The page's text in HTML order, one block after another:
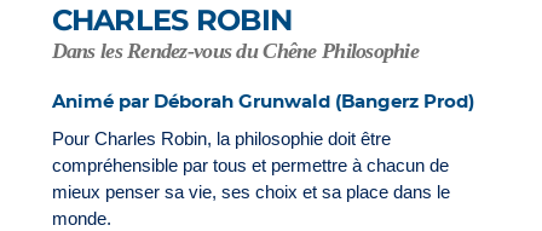
CHARLES ROBIN
Dans les Rendez-vous du Chêne Philosophie
Animé par Déborah Grunwald (Bangerz Prod)
Pour Charles Robin, la philosophie doit être
compréhensible par tous et permettre à chacun de
mieux penser sa vie, ses choix et sa place dans le
monde.